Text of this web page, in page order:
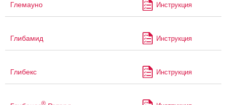
Глемауно Инструкция
Глибамид Инструкция
Глибекс Инструкция
®